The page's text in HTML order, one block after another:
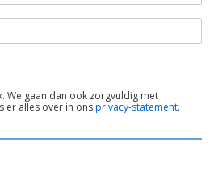
We gaan dan ook zorgvuldig met
er alles over in onsprivacy-statement.